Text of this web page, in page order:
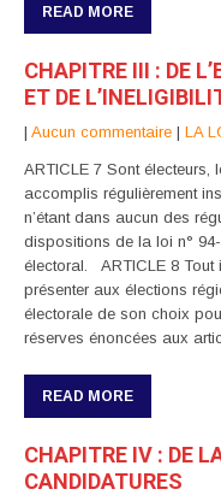
READ MORE
CHAPITRE III : DE
ET DE
| Aucun commentaire | LA
ARTICLE 7 Sont
accomplis régulièrement
n’étant dans aucun des
dispositions de la loi n°
électoral. ARTICLE 8 Tout
présenter aux élections
électorale de son choix
réserves énoncées aux
READ MORE
CHAPITRE IV : DE
CANDIDATURES